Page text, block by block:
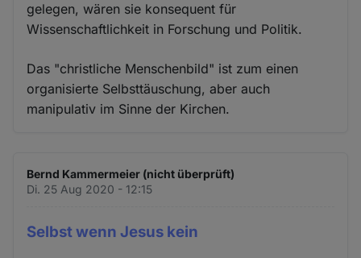
gelegen, wären sie konsequent für
Wissenschaftlichkeit in Forschung und Politik.
Das "christliche Menschenbild" ist zum einen
organisierte Selbsttäuschung, aber auch
manipulativ im Sinne der Kirchen.
Bernd Kammermeier (nicht überprüft)
Di. 25 Aug 2020 - 12:15
Selbst wenn Jesus kein